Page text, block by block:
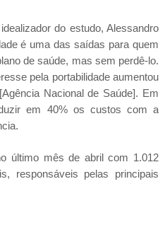
do estudo, Alessandro
é uma das saídas para quem
de saúde, mas sem perdê-lo.
pela portabilidade aumentou
Nacional de Saúde]. Em
em 40% os custos com a
último mês de abril com 1.012
responsáveis pelas principais